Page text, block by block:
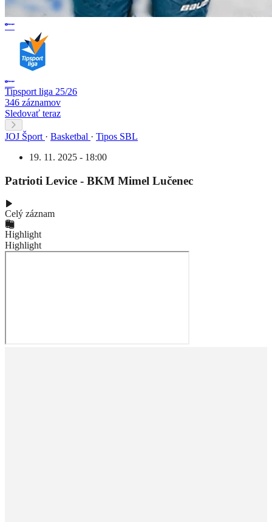
Tipsport liga 25/26
346 záznamov
Sledovať teraz
JOJ Šport · Basketbal · Tipos SBL
19. 11. 2025 - 18:00
Patrioti Levice - BKM Mimel Lučenec
Celý záznam
Highlight
Highlight